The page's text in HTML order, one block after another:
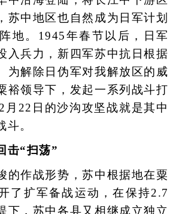
苏中地区也自然成为日军计划
地。1945年春节以后，日军
入兵力，新四军苏中抗日根据
为解除日伪军对我解放区的威
裕领导下，发起一系列战斗打
月22日的沙沟攻坚战就是其中
斗。
击“扫荡”
作战形势，苏中根据地在粟
了扩军备战运动，在保持2.7
下，苏中各县又相继成立独立